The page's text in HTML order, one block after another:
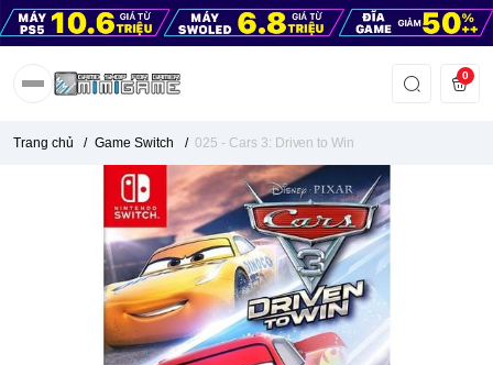
0
Trang chủ / Game Switch / 025 - Cars 3: Driven to Win